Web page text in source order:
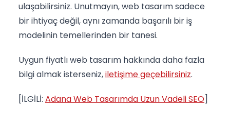
ulaşabilirsiniz. Unutmayın, web tasarım sadece
bir ihtiyaç değil, aynı zamanda başarılı bir iş
modelinin temellerinden bir tanesi.
Uygun fiyatlı web tasarım hakkında daha fazla
bilgi almak isterseniz,iletişime geçebilirsiniz.
[İLGİLİ: Adana Web Tasarımda Uzun Vadeli SEO]